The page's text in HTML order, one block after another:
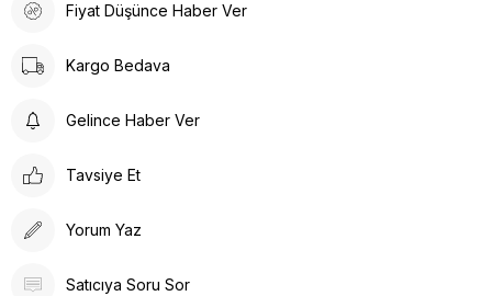
Fiyat Düşünce Haber Ver
Kargo Bedava
Gelince Haber Ver
Tavsiye Et
Yorum Yaz
Satıcıya Soru Sor